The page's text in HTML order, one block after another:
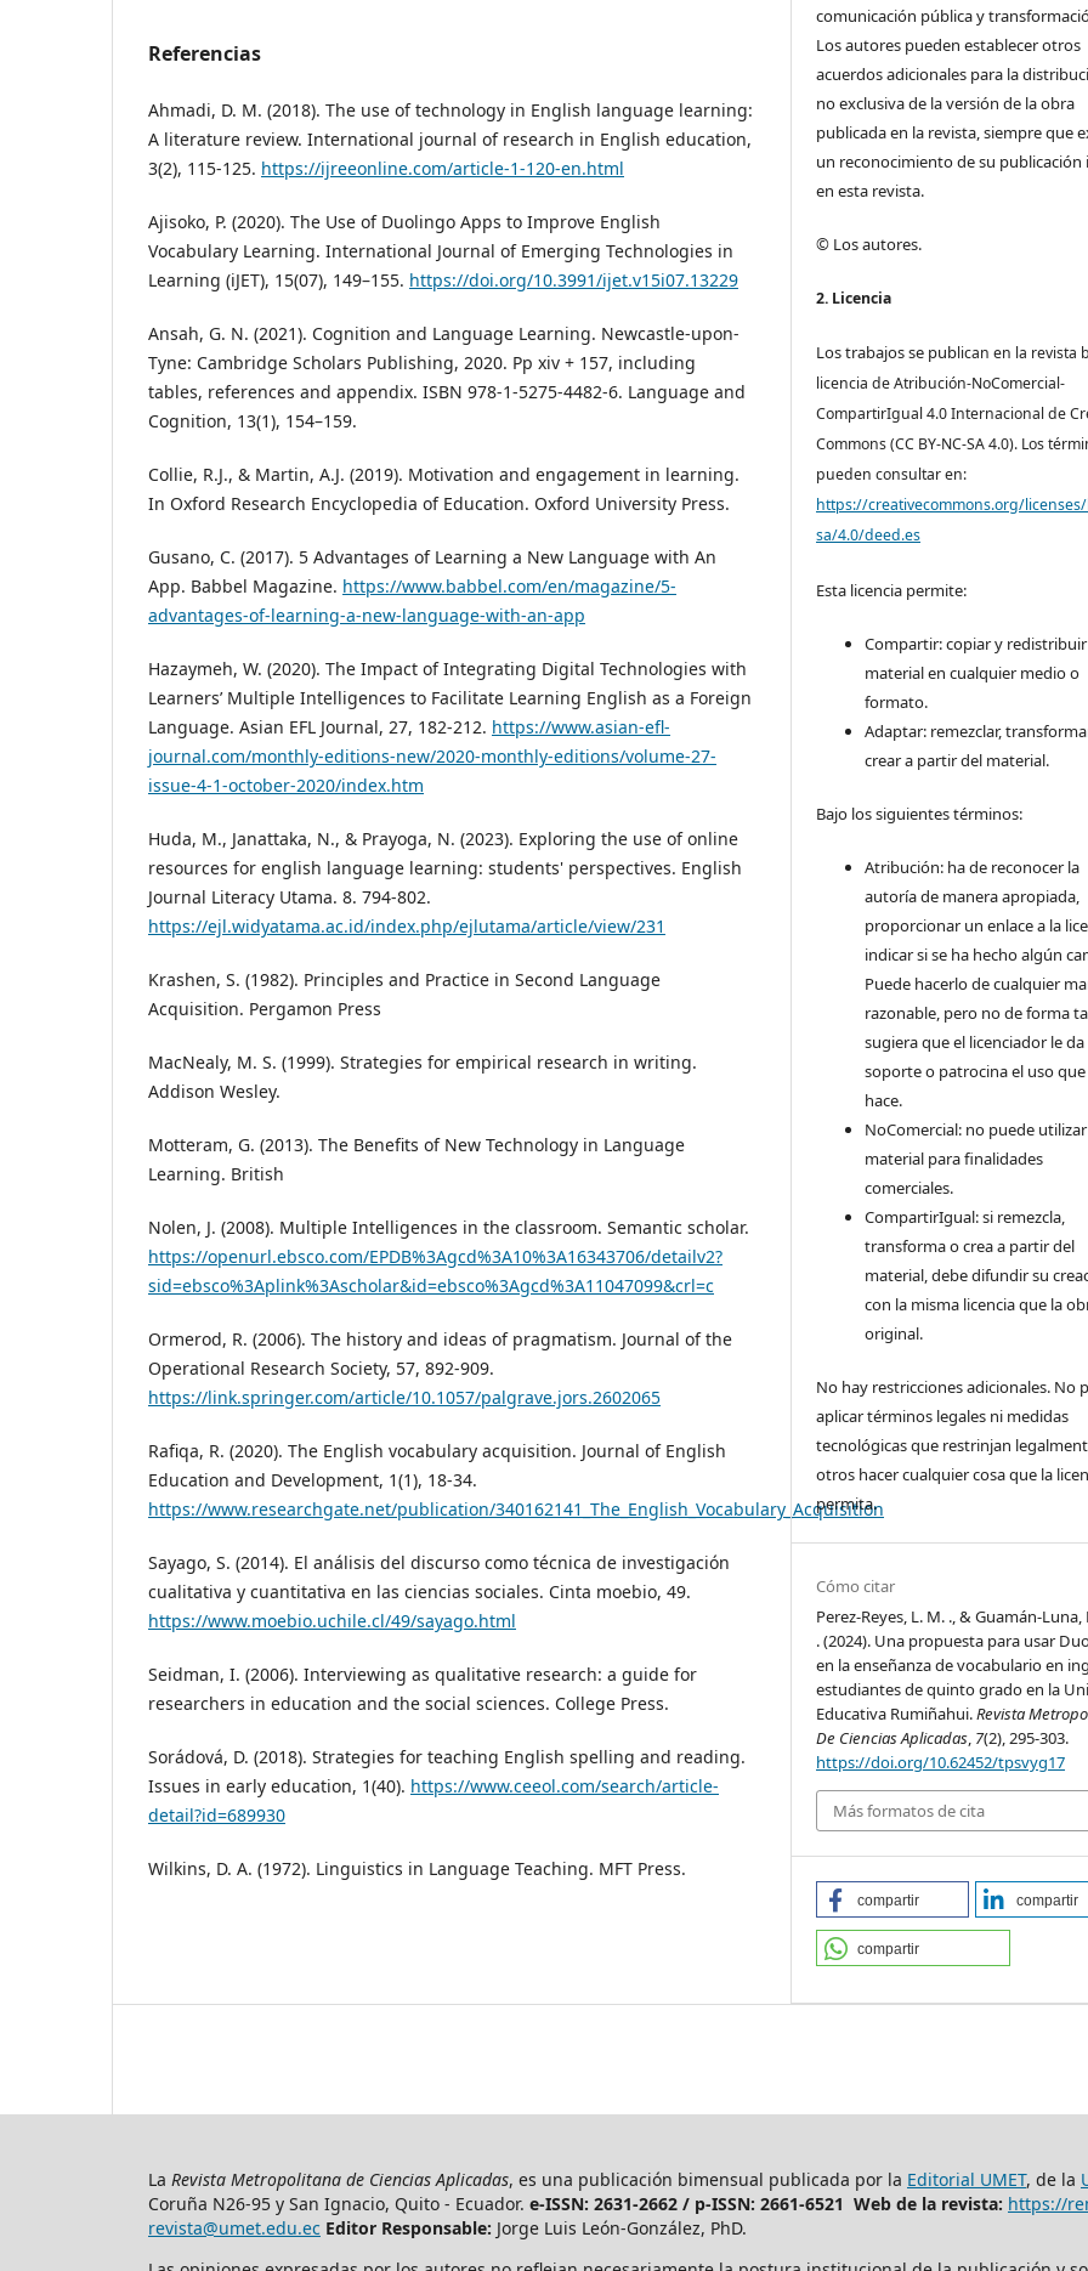
Referencias
Ahmadi, D. M. (2018). The use of technology in English language learning:
A literature review. International journal of research in English education,
3(2), 115-125. https://ijreeonline.com/article-1-120-en.html
Ajisoko, P. (2020). The Use of Duolingo Apps to Improve English
Vocabulary Learning. International Journal of Emerging Technologies in
Learning (iJET), 15(07), 149–155. https://doi.org/10.3991/ijet.v15i07.13229
Ansah, G. N. (2021). Cognition and Language Learning. Newcastle-upon-
Tyne: Cambridge Scholars Publishing, 2020. Pp xiv + 157, including
tables, references and appendix. ISBN 978-1-5275-4482-6. Language and
Cognition, 13(1), 154–159.
Collie, R.J., & Martin, A.J. (2019). Motivation and engagement in learning.
In Oxford Research Encyclopedia of Education. Oxford University Press.
Gusano, C. (2017). 5 Advantages of Learning a New Language with An
App. Babbel Magazine. https://www.babbel.com/en/magazine/5-
advantages-of-learning-a-new-language-with-an-app
Hazaymeh, W. (2020). The Impact of Integrating Digital Technologies with
Learners’ Multiple Intelligences to Facilitate Learning English as a Foreign
Language. Asian EFL Journal, 27, 182-212. https://www.asian-efl-
journal.com/monthly-editions-new/2020-monthly-editions/volume-27-
issue-4-1-october-2020/index.htm
Huda, M., Janattaka, N., & Prayoga, N. (2023). Exploring the use of online
resources for english language learning: students' perspectives. English
Journal Literacy Utama. 8. 794-802.
https://ejl.widyatama.ac.id/index.php/ejlutama/article/view/231
Krashen, S. (1982). Principles and Practice in Second Language
Acquisition. Pergamon Press
MacNealy, M. S. (1999). Strategies for empirical research in writing.
Addison Wesley.
Motteram, G. (2013). The Benefits of New Technology in Language
Learning. British
Nolen, J. (2008). Multiple Intelligences in the classroom. Semantic scholar.
https://openurl.ebsco.com/EPDB%3Agcd%3A10%3A16343706/detailv2?
sid=ebsco%3Aplink%3Ascholar&id=ebsco%3Agcd%3A11047099&crl=c
Ormerod, R. (2006). The history and ideas of pragmatism. Journal of the
Operational Research Society, 57, 892-909.
https://link.springer.com/article/10.1057/palgrave.jors.2602065
Rafiqa, R. (2020). The English vocabulary acquisition. Journal of English
Education and Development, 1(1), 18-34.
https://www.researchgate.net/publication/340162141_The_English_Vocabulary_Acquisition
Sayago, S. (2014). El análisis del discurso como técnica de investigación
cualitativa y cuantitativa en las ciencias sociales. Cinta moebio, 49.
https://www.moebio.uchile.cl/49/sayago.html
Seidman, I. (2006). Interviewing as qualitative research: a guide for
researchers in education and the social sciences. College Press.
Sorádová, D. (2018). Strategies for teaching English spelling and reading.
Issues in early education, 1(40). https://www.ceeol.com/search/article-
detail?id=689930
Wilkins, D. A. (1972). Linguistics in Language Teaching. MFT Press.
comunicación pública y
Los autores pueden establecer otros
acuerdos adicionales para la
no exclusiva de la versión de la obra
publicada en la revista, siempre que
un reconocimiento de su publicación
en esta revista.
© Los autores.
2. Licencia
Los trabajos se publican en la revista
licencia de Atribución-NoComercial-
CompartirIgual 4.0 Internacional de
Commons (CC BY-NC-SA 4.0). Los
pueden consultar en:
https://creativecommons.org/
sa/4.0/deed.es
Esta licencia permite:
Compartir: copiar y
material en cualquier medio o
formato.
Adaptar: remezclar,
crear a partir del material.
Bajo los siguientes términos:
Atribución: ha de reconocer la
autoría de manera apropiada,
proporcionar un enlace a la
indicar si se ha hecho algún
Puede hacerlo de cualquier
razonable, pero no de forma
sugiera que el licenciador le da
soporte o patrocina el uso que
hace.
NoComercial: no puede
material para finalidades
comerciales.
CompartirIgual: si remezcla,
transforma o crea a partir del
material, debe difundir su
con la misma licencia que la
original.
No hay restricciones adicionales. No
aplicar términos legales ni medidas
tecnológicas que restrinjan
otros hacer cualquier cosa que la
permita.
Cómo citar
Perez-Reyes, L. M. ., & Guamán-Luna,
. (2024). Una propuesta para usar
en la enseñanza de vocabulario en
estudiantes de quinto grado en la
Educativa Rumiñahui.Revista
De Ciencias Aplicadas 7(2), 295-303.
https://doi.org/10.62452/tpsvyg17
Más formatos de cita
compartir compartir
compartir
La Revista Metropolitana de Ciencias Aplicadas, es una publicación bimensual publicada por la Editorial UMET, de la
Coruña N26-95 y San Ignacio, Quito - Ecuador. e-ISSN: 2631-2662 / p-ISSN: 2661-6521 Web de la revista: https://
revista@umet.edu.ec Editor Responsable: Jorge Luis León-González, PhD.